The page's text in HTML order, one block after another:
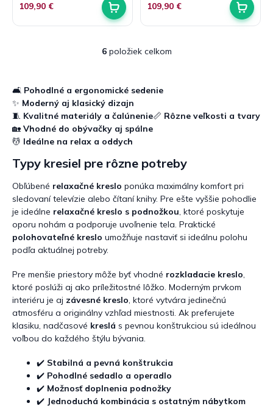
109,90 €
4,5
5
109,90 €
O
á
a
c
p
r
v
k
y
v
ý
p
u
6položiek celkom
🛋️ Pohodlné a ergonomické sedenie
✨ Moderný aj klasický dizajn
🧵 Kvalitné materiály a čalúnenie📏 Rôzne veľkosti a tvary
🏡 Vhodné do obývačky aj spálne
💆 Ideálne na relax a oddych
Typy kresiel pre rôzne potreby
Obľúbené relaxačné kreslo ponúka maximálny komfort pri
sledovaní televízie alebo čítaní knihy. Pre ešte vyššie pohodlie
je ideálne relaxačné kreslo s podnožkou, ktoré poskytuje
oporu nohám a podporuje uvoľnenie tela. Praktické
polohovateľné kreslo umožňuje nastaviť si ideálnu polohu
podľa aktuálnej potreby.
Pre menšie priestory môže byť vhodné rozkladacie kreslo,
ktoré poslúži aj ako príležitostné lôžko. Moderným prvkom
interiéru je aj závesné kreslo, ktoré vytvára jedinečnú
atmosféru a originálny vzhľad miestnosti. Ak preferujete
klasiku, nadčasové kreslá s pevnou konštrukciou sú ideálnou
voľbou do každého štýlu bývania.
✔️ Stabilná a pevná konštrukcia
✔️ Pohodlné sedadlo a operadlo
✔️ Možnosť doplnenia podnožky
✔️ Jednoduchá kombinácia s ostatným nábytkom